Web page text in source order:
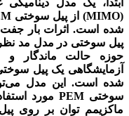
(
MIMO) از پیل سوختی
شده است. اثرات بار جفت
پیل سوختی در مدل مد
حوزه حالت ماندگار و
آزمایشگاهی یک پیل
شده است. این مدل
سوختی PEMمورد
ماکزیمم توان بر روی